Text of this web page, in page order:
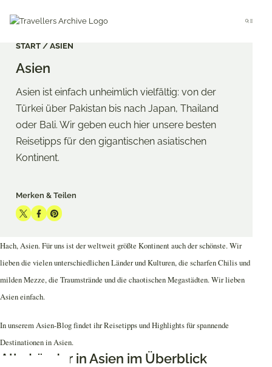
content
Menu
START ASIEN
Asien
Asien ist einfach unheimlich vielfältig: von der
Türkei über Pakistan bis nach Japan, Thailand
oder Bali. Wir geben euch hier unsere besten
Reisetipps für den gigantischen asiatischen
Kontinent.
Merken & Teilen
Share
Twitter
Share
Facebook
Share
Pinterest
Hach, Asien. Für uns ist der weltweit größte Kontinent auch der schönste. Wir
lieben die vielen unterschiedlichen Länder und Kulturen, die scharfen Chilis und
milden Mezze, die Traumstrände und die chaotischen Megastädten. Wir lieben
Asien einfach.
In unserem Asien-Blog findet ihr Reisetipps und Highlights für spannende
Destinationen in Asien.
Alle Länder in Asien im Überblick